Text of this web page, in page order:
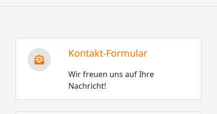
Kontakt-Formular
Wir freuen uns auf Ihre
Nachricht!